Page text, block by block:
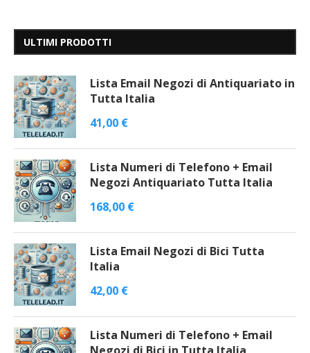
ULTIMI PRODOTTI
Lista Email Negozi di Antiquariato in
Tutta Italia
41,00 €
Lista Numeri di Telefono + Email
Negozi Antiquariato Tutta Italia
168,00 €
Lista Email Negozi di Bici Tutta
Italia
42,00 €
Lista Numeri di Telefono + Email